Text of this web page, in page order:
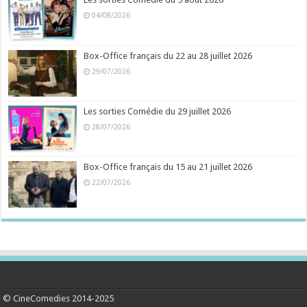
04/08/2026
Box-Office français du 22 au 28 juillet 2026
29/07/2026
Les sorties Comédie du 29 juillet 2026
28/07/2026
Box-Office français du 15 au 21 juillet 2026
22/07/2026
© CineComedies 2014-2025